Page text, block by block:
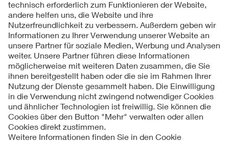
Folgen Sie uns
Kontakt
Impressum
Datenschutzinformationen